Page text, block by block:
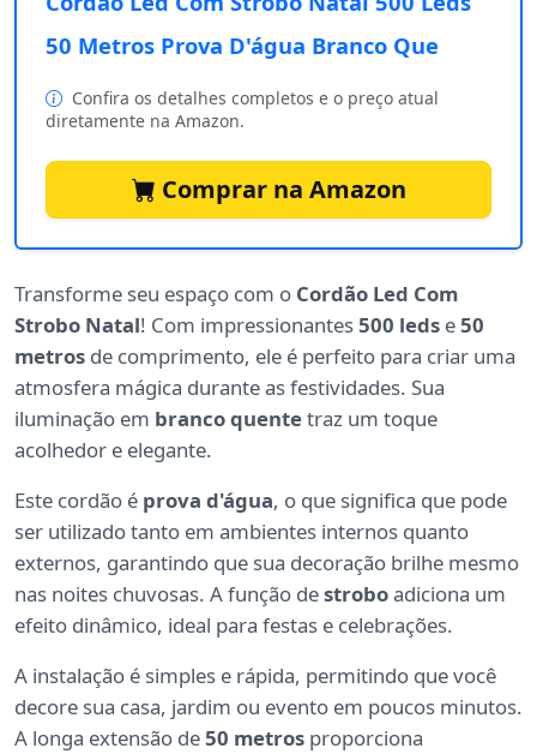
50 Metros Prova D'água Branco Que
Confira os detalhes completos e o preço atual
diretamente na Amazon.
Comprar na Amazon
Transforme seu espaço com o Cordão Led Com
Strobo Natal! Com impressionantes500 leds e50
metros de comprimento, ele é perfeito para criar uma
atmosfera mágica durante as festividades. Sua
iluminação em branco quentetraz um toque
acolhedor e elegante.
Este cordão é prova d'água, o que significa que pode
ser utilizado tanto em ambientes internos quanto
externos, garantindo que sua decoração brilhe mesmo
nas noites chuvosas. A função destroboadiciona um
efeito dinâmico, ideal para festas e celebrações.
A instalação é simples e rápida, permitindo que você
decore sua casa, jardim ou evento em poucos minutos.
A longa extensão de50 metros proporciona